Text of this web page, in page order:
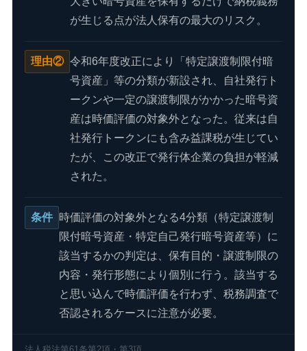
が生じる点が法人保有の最大のリスク。
理由② 令和6年度改正により「特定譲渡制限付暗
号資産」等の分類が新設され、自社発行ト
ークンや一定の譲渡制限がかかった暗号資
産は時価評価の対象外となった。従来は自
社発行トークンにも含み益課税が生じてい
たが、この改正で発行体企業の負担が軽減
された。
条件 時価評価の対象外となる4分類（特定譲渡制
限付暗号資産・特定自己発行暗号資産等）に
該当するかの判定は、保有目的・譲渡制限の
内容・発行形態により個別に行う。該当する
と思い込んで時価評価を行わず、税務調査で
否認されるケースに注意が必要。